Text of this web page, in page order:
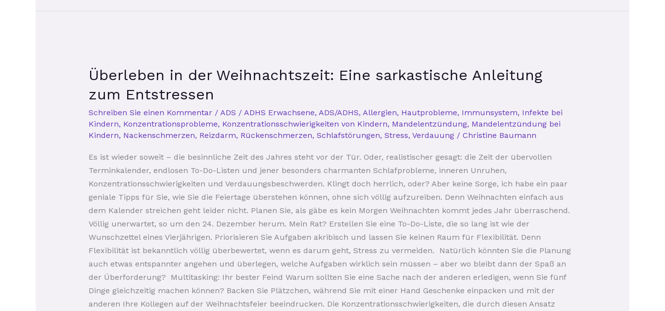
Überleben in der Weihnachtszeit: Eine sarkastische Anleitung
zum Entstressen
Schreiben Sie einen Kommentar / ADS / ADHS Erwachsene, ADS/ADHS, Allergien, Hautprobleme, Immunsystem, Infekte bei
Kindern, Konzentrationsprobleme, Konzentrationsschwierigkeiten von Kindern, Mandelentzündung, Mandelentzündung bei
Kindern, Nackenschmerzen, Reizdarm, Rückenschmerzen, Schlafstörungen, Stress, Verdauung/ Christine Baumann
Es ist wieder soweit – die besinnliche Zeit des Jahres steht vor der Tür. Oder, realistischer gesagt: die Zeit der übervollen
Terminkalender, endlosen To-Do-Listen und jener besonders charmanten Schlafprobleme, inneren Unruhen,
Konzentrationsschwierigkeiten und Verdauungsbeschwerden. Klingt doch herrlich, oder? Aber keine Sorge, ich habe ein paar
geniale Tipps für Sie, wie Sie die Feiertage überstehen können, ohne sich völlig aufzureiben. Denn Weihnachten einfach aus
dem Kalender streichen geht leider nicht. Planen Sie, als gäbe es kein Morgen Weihnachten kommt jedes Jahr überraschend.
Völlig unerwartet, so um den 24. Dezember herum. Mein Rat? Erstellen Sie eine To-Do-Liste, die so lang ist wie der
Wunschzettel eines Vierjährigen. Priorisieren Sie Aufgaben akribisch und lassen Sie keinen Raum für Flexibilität. Denn
Flexibilität ist bekanntlich völlig überbewertet, wenn es darum geht, Stress zu vermeiden. Natürlich könnten Sie die Planung
auch etwas entspannter angehen und überlegen, welche Aufgaben wirklich sein müssen – aber wo bleibt dann der Spaß an
der Überforderung? Multitasking: Ihr bester Feind Warum sollten Sie eine Sache nach der anderen erledigen, wenn Sie fünf
Dinge gleichzeitig machen können? Backen Sie Plätzchen, während Sie mit einer Hand Geschenke einpacken und mit der
anderen Ihre Kollegen auf der Weihnachtsfeier beeindrucken. Die Konzentrationsschwierigkeiten, die durch diesen Ansatz
in
Weihnachtszeit:
Eine
sarkastische
Anleitung
zum
Entstressen